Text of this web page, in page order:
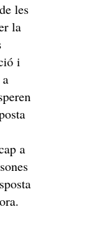
les
la
i
a